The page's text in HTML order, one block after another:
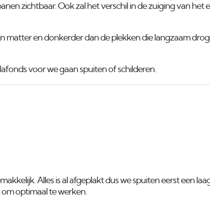
zichtbaar. Ook zal het verschil in de zuiging van het
matter en donkerder dan de plekken die langzaam
voor we gaan spuiten of schilderen.
Alles is al afgeplakt dus we spuiten eerst een
optimaal te werken.